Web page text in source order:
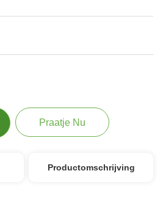
Praatje Nu
Productomschrijving